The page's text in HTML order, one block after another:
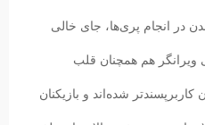
در انجام پری‌ها، جای‌ خالی
ویرانگر هم همچنان قلب
شده‌اند و بازیکنان